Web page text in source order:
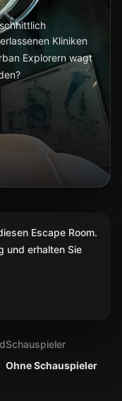
Kliniken
Explorern wagt
Ohne Schauspieler
Schauspieler
Escape Room.
und erhalten Sie